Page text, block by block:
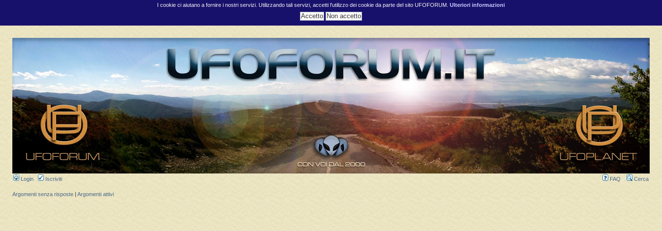
I cookie ci aiutano a fornire i nostri servizi. Utilizzando tali servizi, accetti l'utilizzo dei cookie da parte del sito UFOFORUM. Ulteriori informazioni
Login Iscriviti FAQ Cerca
Argomenti senza risposte Argomenti attivi